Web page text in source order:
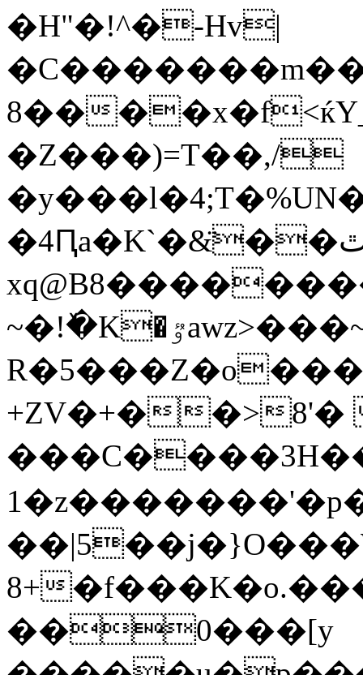
�H"�!^�-Hv|
8��
�Z���)=T��,/
�4Ԥa�K`�&̈��ٿ<~:�_��
~�!ٚ�K�ٷawz>���~����-
+ZV�+��>
8+
��0���[y